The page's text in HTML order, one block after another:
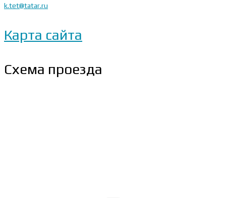
k.tet@tatar.ru
Карта сайта
Схема проезда